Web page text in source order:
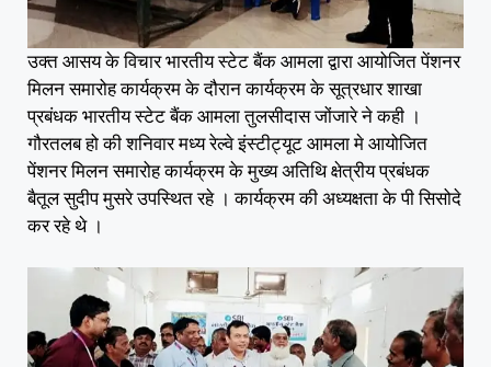
उक्त आसय के विचार भारतीय स्टेट बैंक आमला द्वारा आयोजित पेंशनर
मिलन समारोह कार्यक्रम के दौरान कार्यक्रम के सूत्रधार शाखा
प्रबंधक भारतीय स्टेट बैंक आमला तुलसीदास जोंजारे ने कही ।
गौरतलब हो की शनिवार मध्य रेल्वे इंस्टीट्यूट आमला मे आयोजित
पेंशनर मिलन समारोह कार्यक्रम के मुख्य अतिथि क्षेत्रीय प्रबंधक
बैतूल सुदीप मुसरे उपस्थित रहे । कार्यक्रम की अध्यक्षता के पी सिसोदे
कर रहे थे ।